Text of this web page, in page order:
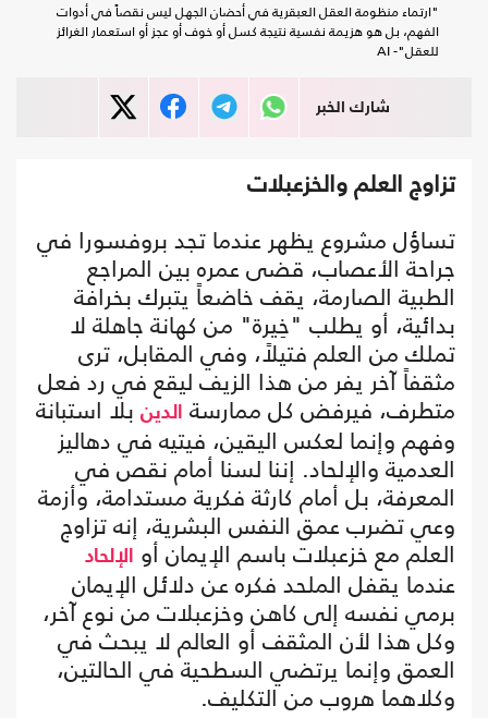
"ارتماء منظومة العقل العبقرية في أحضان الجهل ليس نقصاً في أدوات
الفهم، بل هو هزيمة نفسية نتيجة كسل أو خوف أو عجز أو استعمار الغرائز
للعقل"- AI
شارك الخبر
تزاوج العلم والخزعبلات
تساؤل مشروع يظهر عندما تجد بروفسورا في
جراحة الأعصاب، قضى عمره بين المراجع
الطبية الصارمة، يقف خاضعاً يتبرك بخرافة
بدائية، أو يطلب "خِيرة" من كهانة جاهلة لا
تملك من العلم فتيلاً، وفي المقابل، ترى
مثقفاً آخر يفر من هذا الزيف ليقع في رد فعل
متطرف، فيرفض كل ممارسة الدين بلا استبانة
وفهم وإنما لعكس اليقين، فيتيه في دهاليز
العدمية والإلحاد. إننا لسنا أمام نقص في
المعرفة، بل أمام كارثة فكرية مستدامة، وأزمة
وعي تضرب عمق النفس البشرية، إنه تزاوج
العلم مع خزعبلات باسم الإيمان أو الإلحاد
عندما يقفل الملحد فكره عن دلائل الإيمان
برمي نفسه إلى كاهن وخزعبلات من نوع آخر،
وكل هذا لأن المثقف أو العالم لا يبحث في
العمق وإنما يرتضي السطحية في الحالتين،
وكلاهما هروب من التكليف.